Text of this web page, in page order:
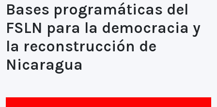
Bases programáticas del
FSLN para la democracia y
la reconstrucción de
Nicaragua